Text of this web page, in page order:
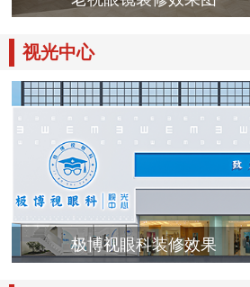
视光中心
极博视眼科装修效果